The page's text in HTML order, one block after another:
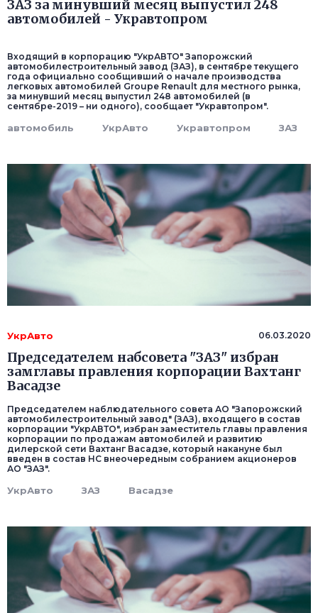
ЗАЗ за минувший месяц выпустил 248
автомобилей - Укравтопром
Входящий в корпорацию "УкрАВТО" Запорожский
автомобилестроительный завод (ЗАЗ), в сентябре текущего
года официально сообщивший о начале производства
легковых автомобилей Groupe Renault для местного рынка,
за минувший месяц выпустил 248 автомобилей (в
сентябре-2019 – ни одного), сообщает "Укравтопром".
автомобиль УкрАвто Укравтопром ЗАЗ
УкрАвто 06.03.2020
Председателем набсовета "ЗАЗ" избран
замглавы правления корпорации Вахтанг
Васадзе
Председателем наблюдательного совета АО "Запорожский
автомобилестроительный завод" (ЗАЗ), входящего в состав
корпорации "УкрАВТО", избран заместитель главы правления
корпорации по продажам автомобилей и развитию
дилерской сети Вахтанг Васадзе, который накануне был
введен в состав НС внеочередным собранием акционеров
АО "ЗАЗ".
УкрАвто ЗАЗ Васадзе